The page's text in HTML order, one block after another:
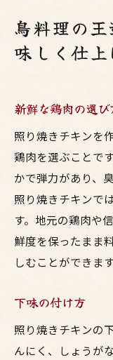
調理器具
鳥料理の
味しく仕上
新鮮な鶏肉の選び
照り焼きチキンを
鶏肉を選ぶことで
かで弾力があり、
照り焼きチキンで
す。地元の鶏肉や
鮮度を保ったまま
しむことができます
下味の付け方
照り焼きチキンの
んにく、しょうが